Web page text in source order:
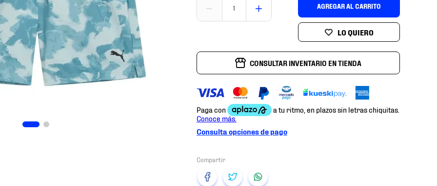
＋
－ AGREGAR AL CARRITO
CONSULTAR INVENTARIO EN TIENDA
Consulta opciones de pago